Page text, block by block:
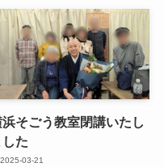
そごう教室閉講いたし
した
2025-03-21